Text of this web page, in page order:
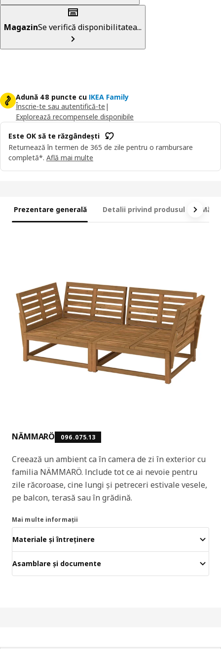
MagazinSe verifică disponibilitatea...
Adună 48 puncte cu IKEA Family
Înscrie-te sau autentifică-te |
Explorează recompensele disponibile
Este OK să te răzgândești
Returnează în termen de 365 de zile pentru o rambursare
completă*. Află mai multe
Prezentare generală Detalii privind produsul
NÄMMARÖ 096.075.13
Creează un ambient ca în camera de zi în exterior cu
familia NÄMMARÖ. Include tot ce ai nevoie pentru
zile răcoroase, cine lungi și petreceri estivale vesele,
pe balcon, terasă sau în grădină.
Mai multe informații
Materiale și întreținere
Asamblare și documente